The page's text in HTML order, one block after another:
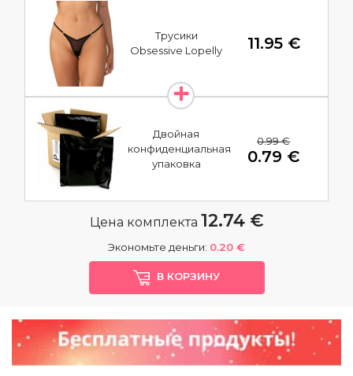
Трусики
Obsessive Lopelly
11.95 €
Двойная
конфиденциальная
упаковка
0.99 €
0.79 €
Цена комплекта 12.74 €
Экономьте деньги: 0.20 €
В КОРЗИНУ